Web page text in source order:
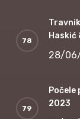
Haskić
28/
Počele
2023